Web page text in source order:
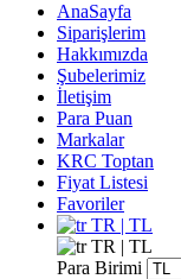
AnaSayfa
Siparişlerim
Hakkımızda
Şubelerimiz
İletişim
Para Puan
Markalar
KRC Toptan
Fiyat Listesi
Favoriler
TR | TL
TR | TL
Para Birimi